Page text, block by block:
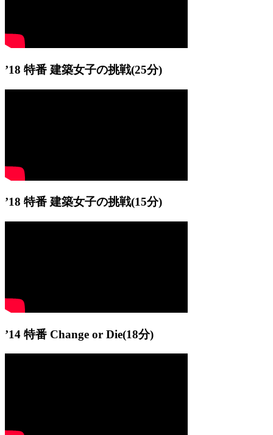
’18 特番 建築女子の挑戦(25分)
’18 特番 建築女子の挑戦(15分)
’14 特番 Change or Die(18分)